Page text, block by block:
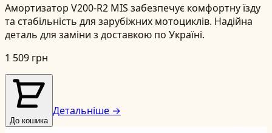
Амортизатор V200-R2 MIS забезпечує комфортну їзду
та стабільність для зарубіжних мотоциклів. Надійна
деталь для заміни з доставкою по Україні.
1 509 грн
До кошика
Детальніше →